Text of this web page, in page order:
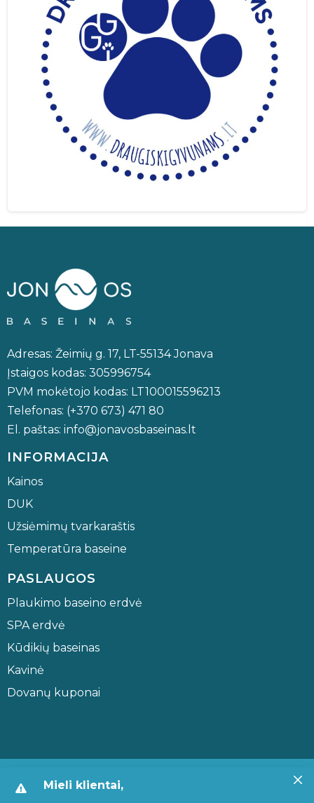
Adresas: Žeimių g. 17, LT-55134 Jonava
Įstaigos kodas: 305996754
PVM mokėtojo kodas: LT100015596213
Telefonas: (+370 673) 471 80
El. paštas: info@jonavosbaseinas.lt
INFORMACIJA
Kainos
DUK
Užsiėmimų tvarkaraštis
Temperatūra baseine
PASLAUGOS
Plaukimo baseino erdvė
SPA erdvė
Kūdikių baseinas
Kavinė
Dovanų kuponai
Mieli klientai,